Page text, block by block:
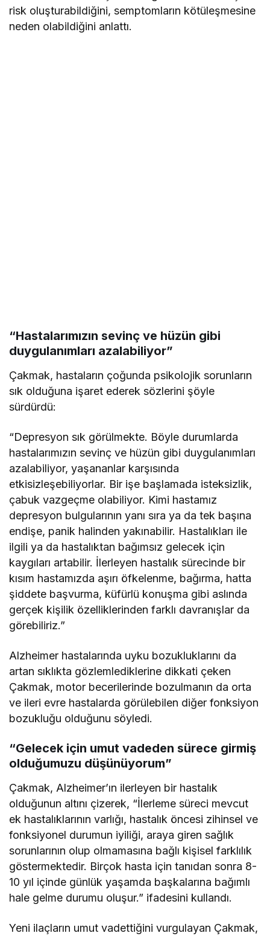
risk oluşturabildiğini, semptomların kötüleşmesine
neden olabildiğini anlattı.
“Hastalarımızın sevinç ve hüzün gibi
duygulanımları azalabiliyor”
Çakmak, hastaların çoğunda psikolojik sorunların
sık olduğuna işaret ederek sözlerini şöyle
sürdürdü:
“Depresyon sık görülmekte. Böyle durumlarda
hastalarımızın sevinç ve hüzün gibi duygulanımları
azalabiliyor, yaşananlar karşısında
etkisizleşebiliyorlar. Bir işe başlamada isteksizlik,
çabuk vazgeçme olabiliyor. Kimi hastamız
depresyon bulgularının yanı sıra ya da tek başına
endişe, panik halinden yakınabilir. Hastalıkları ile
ilgili ya da hastalıktan bağımsız gelecek için
kaygıları artabilir. İlerleyen hastalık sürecinde bir
kısım hastamızda aşırı öfkelenme, bağırma, hatta
şiddete başvurma, küfürlü konuşma gibi aslında
gerçek kişilik özelliklerinden farklı davranışlar da
görebiliriz.”
Alzheimer hastalarında uyku bozukluklarını da
artan sıklıkta gözlemlediklerine dikkati çeken
Çakmak, motor becerilerinde bozulmanın da orta
ve ileri evre hastalarda görülebilen diğer fonksiyon
bozukluğu olduğunu söyledi.
“Gelecek için umut vadeden sürece girmiş
olduğumuzu düşünüyorum”
Çakmak, Alzheimer’ın ilerleyen bir hastalık
olduğunun altını çizerek, “İlerleme süreci mevcut
ek hastalıklarının varlığı, hastalık öncesi zihinsel ve
fonksiyonel durumun iyiliği, araya giren sağlık
sorunlarının olup olmamasına bağlı kişisel farklılık
göstermektedir. Birçok hasta için tanıdan sonra 8-
10 yıl içinde günlük yaşamda başkalarına bağımlı
hale gelme durumu oluşur.” ifadesini kullandı.
Yeni ilaçların umut vadettiğini vurgulayan Çakmak,